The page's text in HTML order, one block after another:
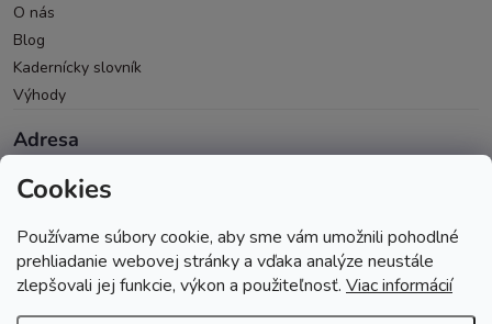
Cookies
Používame súbory cookie, aby sme vám umožnili pohodlné
prehliadanie webovej stránky a vďaka analýze neustále
zlepšovali jej funkcie, výkon a použiteľnosť. Viac informácií
O nás
Blog
Kadernícky slovník
Výhody
Adresa
Oravická 614/14
Okres Tvrdošín